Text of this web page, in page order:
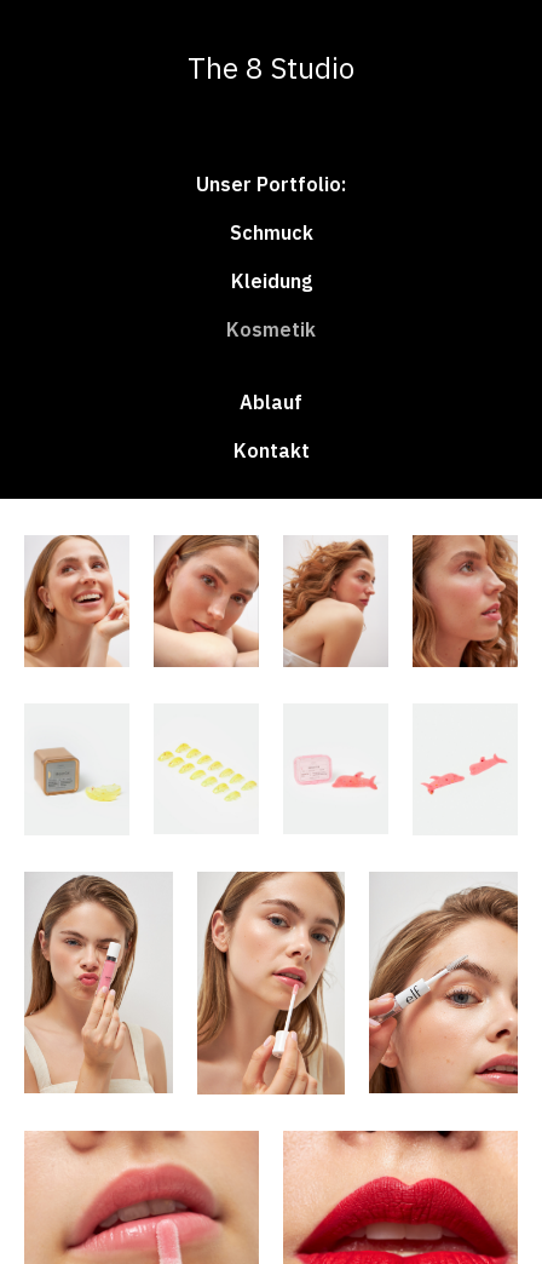
The 8 Studio
Unser Portfolio:
Schmuck
Kleidung
Kosmetik
Ablauf
Kontakt